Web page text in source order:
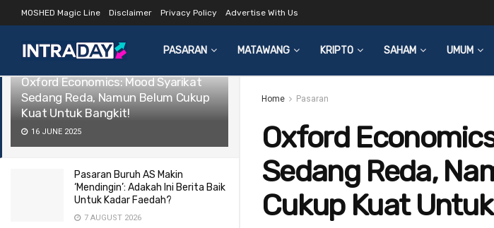
LATEST TRENDING Filter
Oxford Economics: Mood Syarikat
Sedang Reda, Namun Belum Cukup
Kuat Untuk Bangkit!
16 JUNE 2025
Pasaran Buruh AS Makin
‘Mendingin’: Adakah Ini Berita Baik
Untuk Kadar Faedah?
7 AUGUST 2026
MOSHED Magic Line Disclaimer Privacy Policy Advertise With Us
PASARAN MATAWANG KRIPTO SAHAM UMUM
Home Pasaran
Oxford
Sedang Reda,
Cukup Kuat